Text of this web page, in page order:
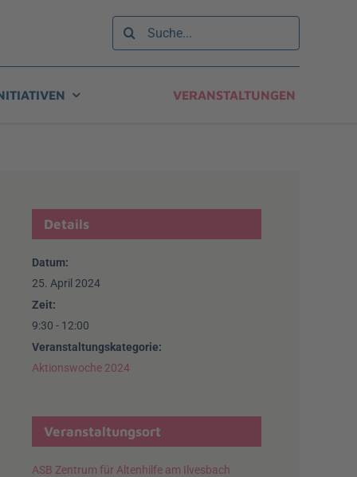
Suche
nach:
VERANSTALTUNGEN
Details
Datum:
25. April 2024
Zeit:
9:30 - 12:00
Veranstaltungskategorie:
Aktionswoche 2024
Veranstaltungsort
ASB Zentrum für Altenhilfe am Ilvesbach